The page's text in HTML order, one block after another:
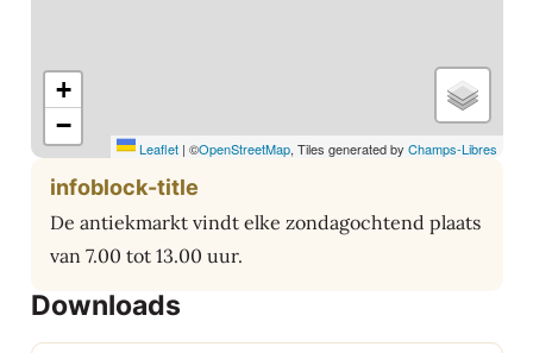
+
−
Leaflet | ©OpenStreetMap, Tiles generated by Champs-Libres
infoblock-title
De antiekmarkt vindt elke zondagochtend plaats
van 7.00 tot 13.00 uur.
Downloads